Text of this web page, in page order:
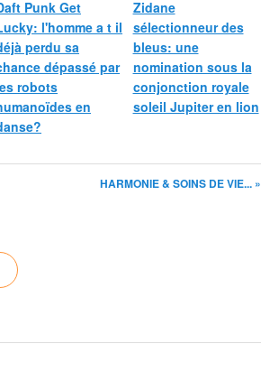
Punk Get
l'homme a t il
perdu sa
dépassé par
robots
en
Zidane
sélectionneur des
bleus: une
nomination sous la
conjonction royale
soleil Jupiter en lion
HARMONIE & SOINS DE VIE... »